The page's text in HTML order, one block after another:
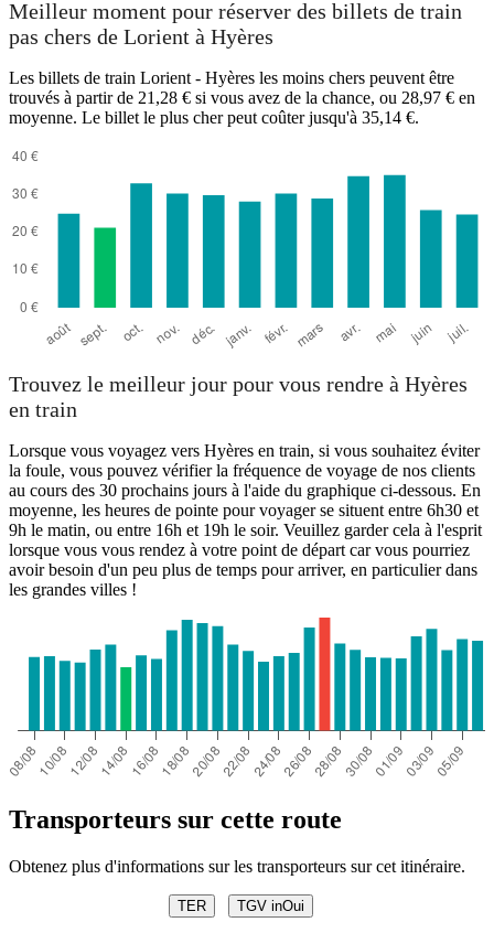
Meilleur moment pour réserver des billets de train
pas chers de Lorient à Hyères
Les billets de train Lorient - Hyères les moins chers peuvent être
trouvés à partir de 21,28 € si vous avez de la chance, ou 28,97 € en
moyenne. Le billet le plus cher peut coûter jusqu'à 35,14 €.
Trouvez le meilleur jour pour vous rendre à Hyères
en train
Lorsque vous voyagez vers Hyères en train, si vous souhaitez éviter
la foule, vous pouvez vérifier la fréquence de voyage de nos clients
au cours des 30 prochains jours à l'aide du graphique ci-dessous. En
moyenne, les heures de pointe pour voyager se situent entre 6h30 et
9h le matin, ou entre 16h et 19h le soir. Veuillez garder cela à l'esprit
lorsque vous vous rendez à votre point de départ car vous pourriez
avoir besoin d'un peu plus de temps pour arriver, en particulier dans
les grandes villes !
Transporteurs sur cette route
Obtenez plus d'informations sur les transporteurs sur cet itinéraire.
TER TGV inOui